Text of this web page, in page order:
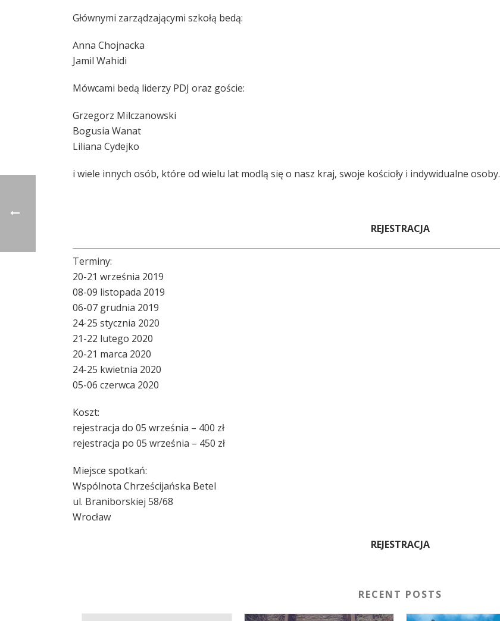
Głównymi zarządzającymi szkołą bedą:
Anna Chojnacka
Jamil Wahidi
Mówcami bedą liderzy PDJ oraz goście:
Grzegorz Milczanowski
Bogusia Wanat
Liliana Cydejko
i wiele innych osób, które od wielu lat modlą się o nasz kraj, swoje kościoły i indywidualne osoby.
REJESTRACJA
Terminy:
20-21 września 2019
08-09 listopada 2019
06-07 grudnia 2019
24-25 stycznia 2020
21-22 lutego 2020
20-21 marca 2020
24-25 kwietnia 2020
05-06 czerwca 2020
Koszt:
rejestracja do 05 września – 400 zł
rejestracja po 05 września – 450 zł
Miejsce spotkań:
Wspólnota Chrześcijańska Betel
ul. Braniborskiej 58/68
Wrocław
REJESTRACJA
RECENT POSTS